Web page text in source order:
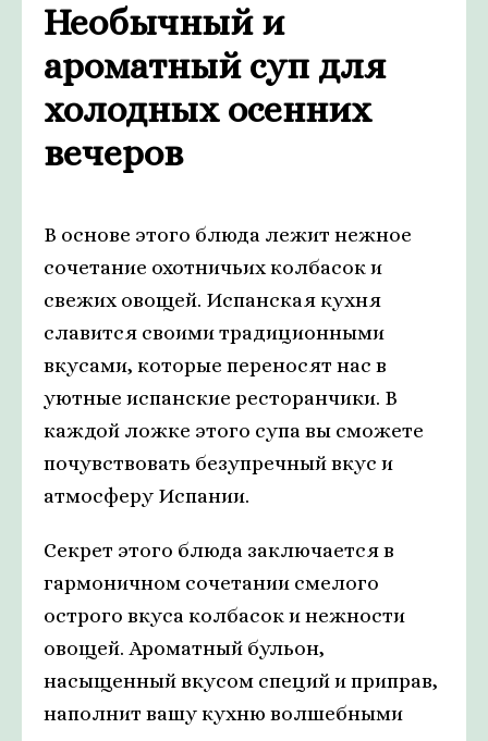
Необычный и
ароматный суп для
холодных осенних
вечеров
В основе этого блюда лежит нежное
сочетание охотничьих колбасок и
свежих овощей. Испанская кухня
славится своими традиционными
вкусами, которые переносят нас в
уютные испанские ресторанчики. В
каждой ложке этого супа вы сможете
почувствовать безупречный вкус и
атмосферу Испании.
Секрет этого блюда заключается в
гармоничном сочетании смелого
острого вкуса колбасок и нежности
овощей. Ароматный бульон,
насыщенный вкусом специй и приправ,
наполнит вашу кухню волшебными